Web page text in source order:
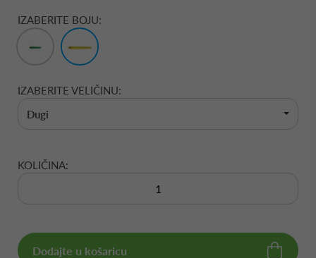
IZABERITE BOJU:
IZABERITE VELIČINU:
Dugi
KOLIČINA:
Dodajte u košaricu